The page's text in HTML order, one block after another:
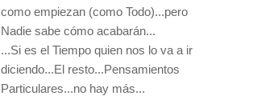
como empiezan (como Todo)...pero
Nadie sabe cómo acabarán...
...Si es el Tiempo quien nos lo va a ir
diciendo...El resto...Pensamientos
Particulares...no hay más...